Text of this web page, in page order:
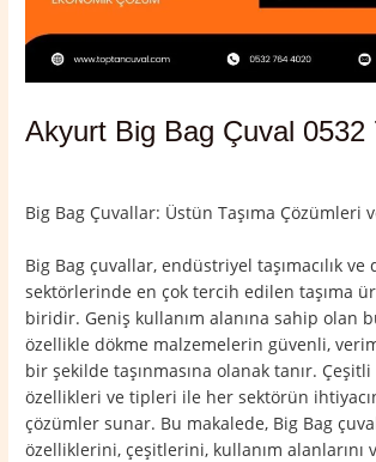
Akyurt Big Bag Çuval 0532
Big Bag Çuvallar: Üstün Taşıma Çözümleri
Big Bag çuvallar, endüstriyel taşımacılık ve
sektörlerinde en çok tercih edilen taşıma
biridir. Geniş kullanım alanına sahip olan
özellikle dökme malzemelerin güvenli,
bir şekilde taşınmasına olanak tanır. Çeşitli
özellikleri ve tipleri ile her sektörün
çözümler sunar. Bu makalede, Big Bag
özelliklerini, çeşitlerini, kullanım alanlarını